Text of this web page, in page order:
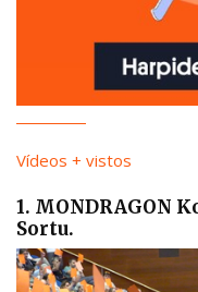
Vídeos + vistos
1. MONDRAGON
Sortu.